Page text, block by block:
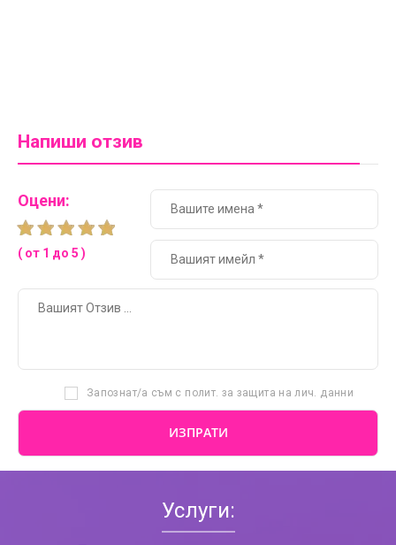
Напиши отзив
Оцени:
( от 1 до 5 )
Запознат/а съм с полит. за защита на лич. данни
Услуги: